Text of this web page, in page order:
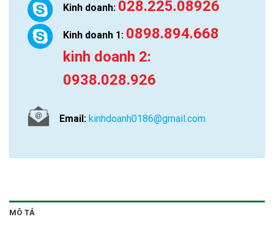
Kinh doanh: 028.225.08926
Kinh doanh 1: 0898.894.668
kinh doanh 2:
0938.028.926
Email: kinhdoanh0186@gmail.com
MÔ TẢ